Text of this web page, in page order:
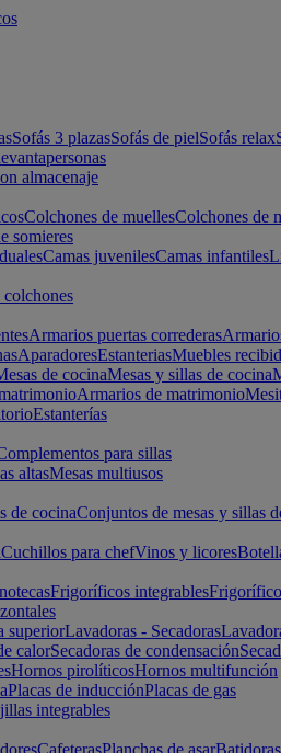
Sofás 3 plazasSofás de pielSofás relax
almacenaje
Colchones de muellesColchones de
somieres
Camas juvenilesCamas infantiles
colchones
Armarios puertas correderas
AparadoresEstanteriasMuebles
de cocinaMesas y sillas de cocina
Armarios de matrimonio
Estanterías
para sillas
altasMesas multiusos
de cocinaConjuntos de mesas y sillas
Cuchillos para chefVinos y licores
Frigoríficos integrables
superiorLavadoras - Secadoras
calorSecadoras de condensación
Hornos pirolíticosHornos multifunción
Placas de inducciónPlacas de gas
integrables
CafeterasPlanchas de asarBatidoras